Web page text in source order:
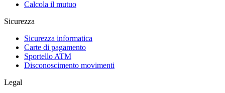
Calcola il mutuo
Sicurezza
Sicurezza informatica
Carte di pagamento
Sportello ATM
Disconoscimento movimenti
Legal